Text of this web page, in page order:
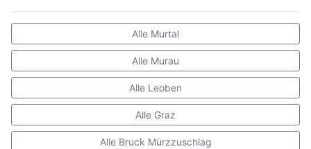
Alle Murtal
Alle Murau
Alle Leoben
Alle Graz
Alle Bruck Mürzzuschlag